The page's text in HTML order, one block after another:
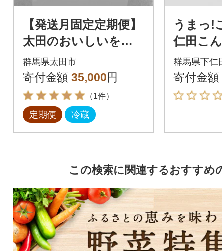
【発送月固定定期便】
太田のおいしいをギ
ュッと詰めました!新
鮮野菜定期便 全3回
群馬県太田市
寄付金額 35,000円
（1件）
定期便 冷蔵
うまっ!
仁田こ
セット
群馬県下仁
寄付金額
この検索に関連するおすすめ